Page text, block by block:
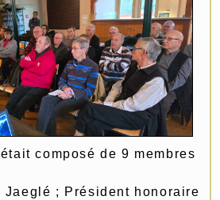
composé de 9 membres
Jaeglé ; Président honoraire